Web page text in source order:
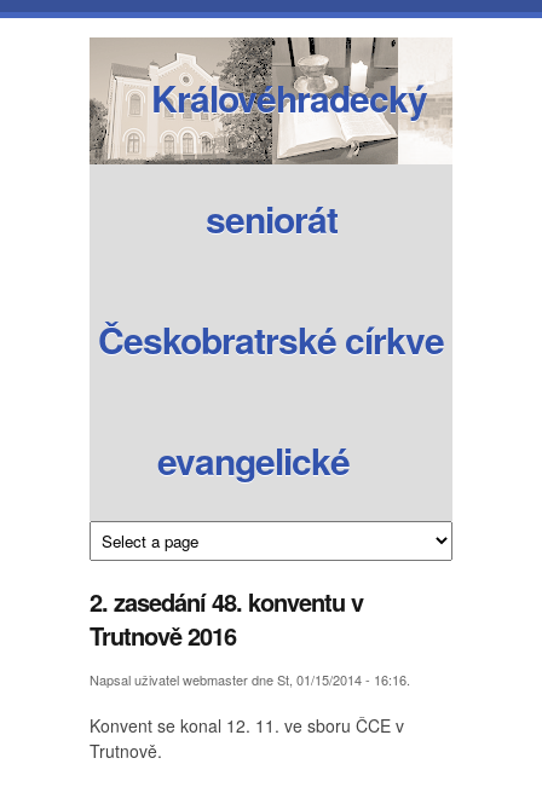
Přejít k hlavnímu obsahu
Královéhradecký
seniorát
Českobratrské církve
evangelické
2. zasedání 48. konventu v
Trutnově 2016
Napsal uživatelwebmasterdne St, 01/15/2014 - 16:16.
Konvent se konal 12. 11. ve sboru ČCE v
Trutnově.